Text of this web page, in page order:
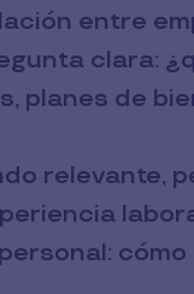
entre
clara:
planes de
relevante,